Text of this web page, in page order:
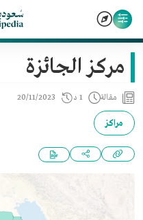
مركز الجائزة
مقالة 1 د 20/11/2023
مراكز